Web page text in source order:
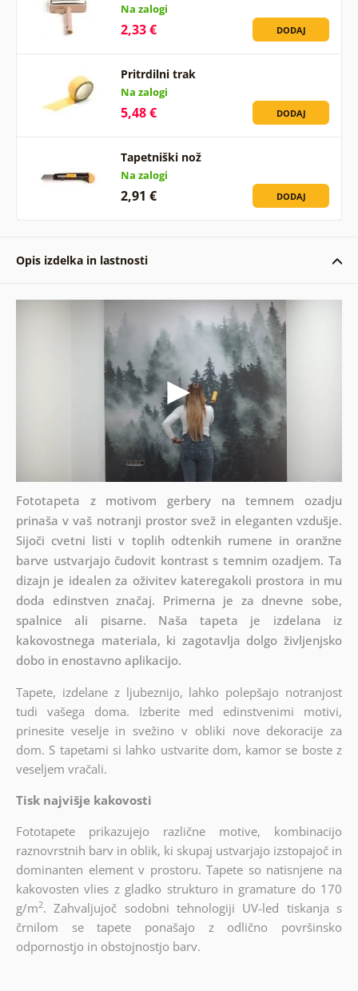
Na zalogi
2,33 € DODAJ
Pritrdilni trak
Na zalogi
5,48 € DODAJ
Tapetniški nož
Na zalogi
2,91 € DODAJ
Opis izdelka in lastnosti
Fototapeta z motivom gerbery na temnem ozadju
prinaša v vaš notranji prostor svež in eleganten vzdušje.
Sijoči cvetni listi v toplih odtenkih rumene in oranžne
barve ustvarjajo čudovit kontrast s temnim ozadjem. Ta
dizajn je idealen za oživitev kateregakoli prostora in mu
doda edinstven značaj. Primerna je za dnevne sobe,
spalnice ali pisarne. Naša tapeta je izdelana iz
kakovostnega materiala, ki zagotavlja dolgo življenjsko
dobo in enostavno aplikacijo.
Tapete, izdelane z ljubeznijo, lahko polepšajo notranjost
tudi vašega doma. Izberite med edinstvenimi motivi,
prinesite veselje in svežino v obliki nove dekoracije za
dom. S tapetami si lahko ustvarite dom, kamor se boste z
veseljem vračali.
Tisk najvišje kakovosti
Fototapete prikazujejo različne motive, kombinacijo
raznovrstnih barv in oblik, ki skupaj ustvarjajo izstopajoč in
dominanten element v prostoru. Tapete so natisnjene na
kakovosten vlies z gladko strukturo in gramature do 170
g/m2. Zahvaljujoč sodobni tehnologiji UV-led tiskanja s
črnilom se tapete ponašajo z odlično površinsko
odpornostjo in obstojnostjo barv.